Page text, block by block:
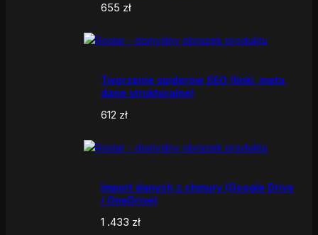
655 zł
Tworzenie spiderów SEO (linki, meta,
dane strukturalne)
612 zł
Import danych z chmury (Google Drive
/ OneDrive)
1 .433 zł